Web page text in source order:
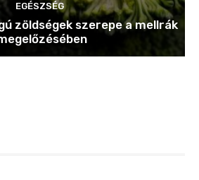
EGÉSZSÉG
zöldségek szerepe a mellrák